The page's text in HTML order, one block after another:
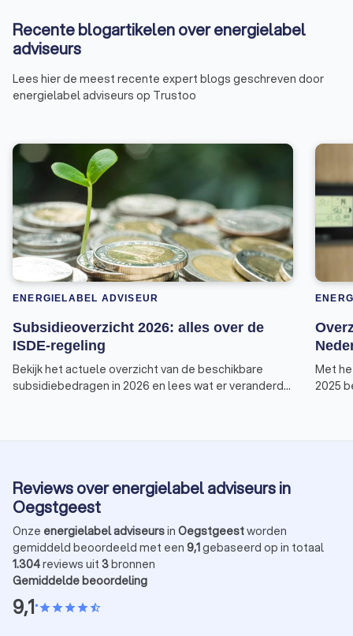
Recente blogartikelen over energielabel
adviseurs
Lees hier de meest recente expert blogs geschreven door
energielabel adviseurs op Trustoo
ENERGIELABEL ADVISEUR
Subsidieoverzicht 2026: alles over de
ISDE-regeling
Bekijk het actuele overzicht van de beschikbare
subsidiebedragen in 2026 en lees wat er veranderd
Met
2025
Reviews over energielabel adviseurs in
Oegstgeest
Onze energielabel adviseursin Oegstgeestworden
gemiddeld beoordeeld met een 9,1gebaseerd op in totaal
1.304reviews uit 3bronnen
Gemiddelde beoordeling
9,1•starstarstarstarstar_half